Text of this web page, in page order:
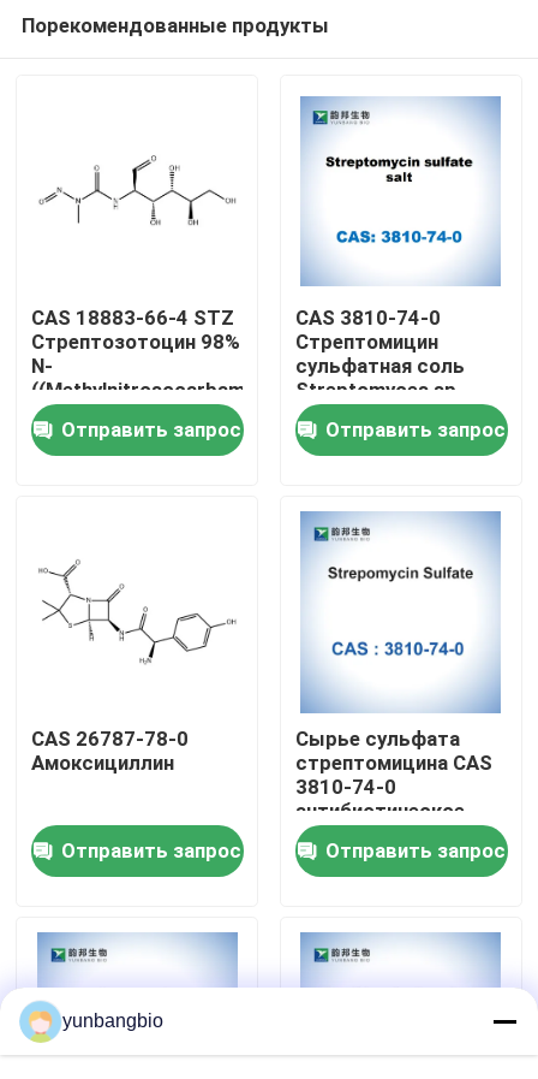
Дом
Продукты
Путешествие фабрики
Свяжитесь мы
Новости
биологические буфера
Порекомендованные продукты
CAS 18883-66-4 STZ
Стрептозотоцин 98%
N-
((Methylnitrosocarbamoyl)
-α-D-глюкозамин
Отправить запрос
CAS 3810-74-0
Стрептомицин
сульфатная соль
Streptomyces sp.
Отправить запрос
CAS 26787-78-0
Амоксициллин
Отправить запрос
Сырье сульфата
стрептомицина CAS
3810-74-0
антибиотическое
Отправить запрос
yunbangbio